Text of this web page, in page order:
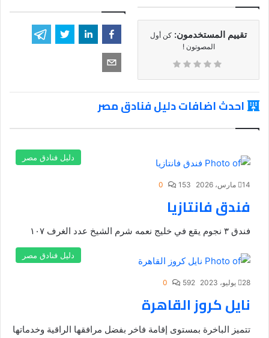
تقييم المستخدمون: كن أول
المصوتون !
احدث اضافات دليل فنادق مصر
دليل فنادق مصر
14 مارس، 2026 153
0
فندق فانتازيا
فندق ٣ نجوم يقع في خليج نعمه شرم الشيخ عدد الغرف ١٠٧
دليل فنادق مصر
28 يوليو، 2023 592
0
نايل كروز القاهرة
تتميز الباخرة بمستوى إقامة فاخر بفضل مرافقها الراقية وخدماتها